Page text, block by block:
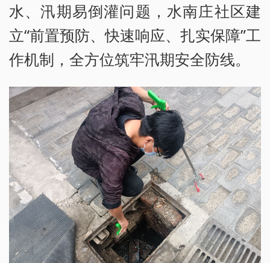
水、汛期易倒灌问题，水南庄社区建
立“前置预防、快速响应、扎实保障”工
作机制，全方位筑牢汛期安全防线。